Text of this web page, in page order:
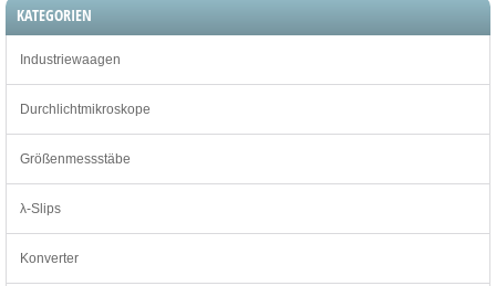
KATEGORIEN
Industriewaagen
Durchlichtmikroskope
Größenmessstäbe
λ-Slips
Konverter